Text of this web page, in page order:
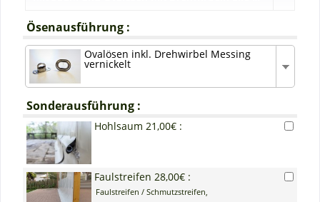
Ösenausführung :
Ovalösen inkl. Drehwirbel Messing
vernickelt
Sonderausführung :
Hohlsaum 21,00€ :
Faulstreifen 28,00€ :
Faulstreifen / Schmutzstreifen,